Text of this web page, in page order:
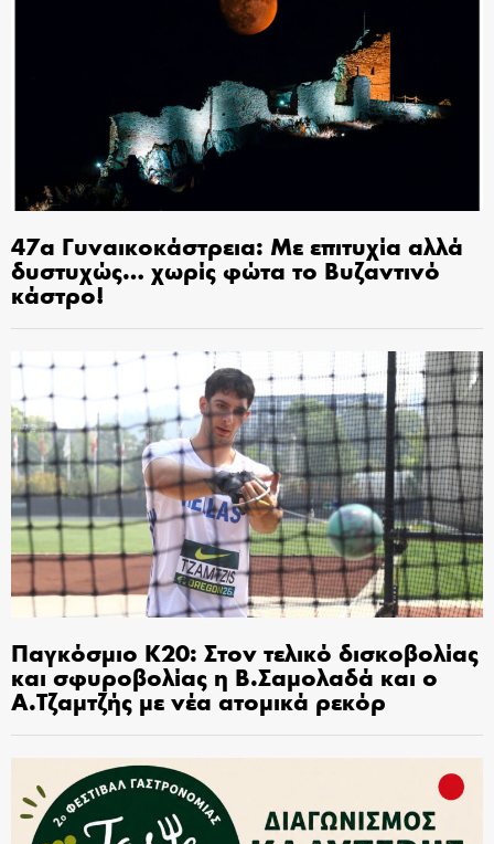
47α Γυναικοκάστρεια: Με επιτυχία αλλά
δυστυχώς… χωρίς φώτα το Βυζαντινό
κάστρο!
Παγκόσμιο Κ20: Στον τελικό δισκοβολίας
και σφυροβολίας η Β.Σαμολαδά και ο
Α.Τζαμτζής με νέα ατομικά ρεκόρ